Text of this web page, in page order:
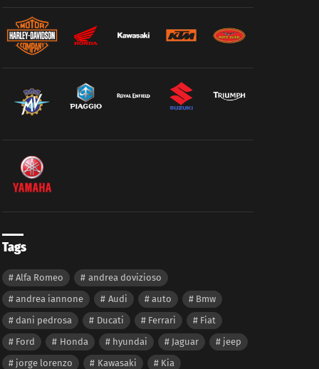
Tags
Alfa Romeo
andrea dovizioso
andrea iannone
Audi auto
Bmw
dani pedrosa
Ducati Ferrari
Fiat
Ford
Honda hyundai Jaguar
jeep
jorge lorenzo
Kawasaki
Kia